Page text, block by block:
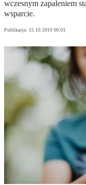
wczesnym zapaleniem
wsparcie.
Publikacja: 15.10.2019 00:01